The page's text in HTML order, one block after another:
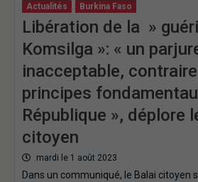
Actualités Burkina Faso
Libération de la »
Komsilga »: « un
inacceptable,
principes
République », déplore
citoyen
mardi le 1 août 2023
Dans un communiqué, le Balai citoyen